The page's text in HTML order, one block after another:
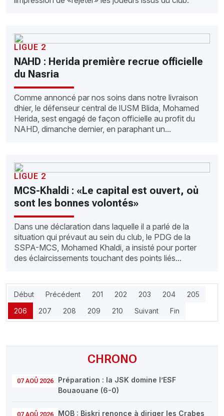
CHRONO
07 AOÛ 2026
Préparation : la JSK domine l’ESF
Bouaouane (6-0)
07 AOÛ 2026 MOB : Biskri renonce à diriger les Crabes
LIGUE 2
NAHD : Herida première recrue officielle
du Nasria
Comme annoncé par nos soins dans notre livraison
dhier, le défenseur central de lUSM Blida, Mohamed
Herida, sest engagé de façon officielle au profit du
NAHD, dimanche dernier, en paraphant un...
LIGUE 2
MCS-Khaldi : «Le capital est ouvert, où
sont les bonnes volontés»
Dans une déclaration dans laquelle il a parlé de la
situation qui prévaut au sein du club, le PDG de la
SSPA-MCS, Mohamed Khaldi, a insisté pour porter
des éclaircissements touchant des points liés...
Début Précédent 201 202 203 204
205
206
207 208 209 210 Suivant Fin